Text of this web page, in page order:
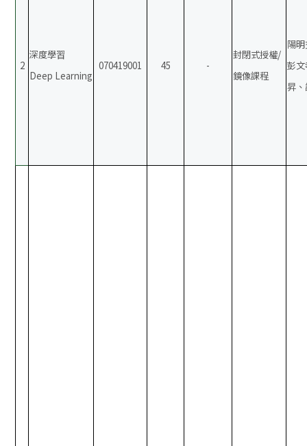
2
深度學習
Deep Learning
070419001 45 -
封閉式授權/
鏡像課程
陽
彭
昇